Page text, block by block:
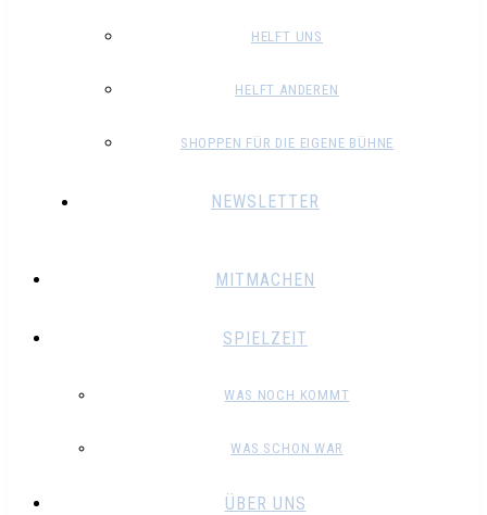
HELFT UNS
HELFT ANDEREN
SHOPPEN FÜR DIE EIGENE BÜHNE
NEWSLETTER
MITMACHEN
SPIELZEIT
WAS NOCH KOMMT
WAS SCHON WAR
ÜBER UNS